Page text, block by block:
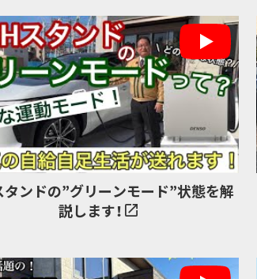
ンドの”グリーンモード”状態を解
説します！